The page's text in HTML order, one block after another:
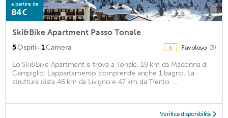
a partire da
84€
Ski&Bike Apartment Passo Tonale
5Ospiti · 1Camera 8 Favoloso (3)
Lo Ski&Bike Apartment si trova a Tonale. 19 km da Madonna di
Campiglio. L'appartamento comprende anche 1 bagno. La
struttura dista 46 km da Livigno e 47 km da Trento. ...
Verifica disponibilità